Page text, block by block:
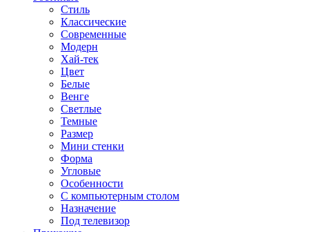
Стиль
Классические
Современные
Модерн
Хай-тек
Цвет
Белые
Венге
Светлые
Темные
Размер
Мини стенки
Форма
Угловые
Особенности
С компьютерным столом
Назначение
Под телевизор